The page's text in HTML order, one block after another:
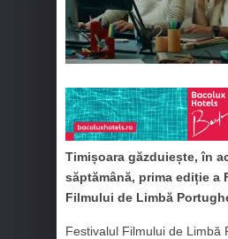
Timișoara găzduiește, în
săptămână, prima ediție a
Filmului de Limbă
Festivalul Filmului de Limbă